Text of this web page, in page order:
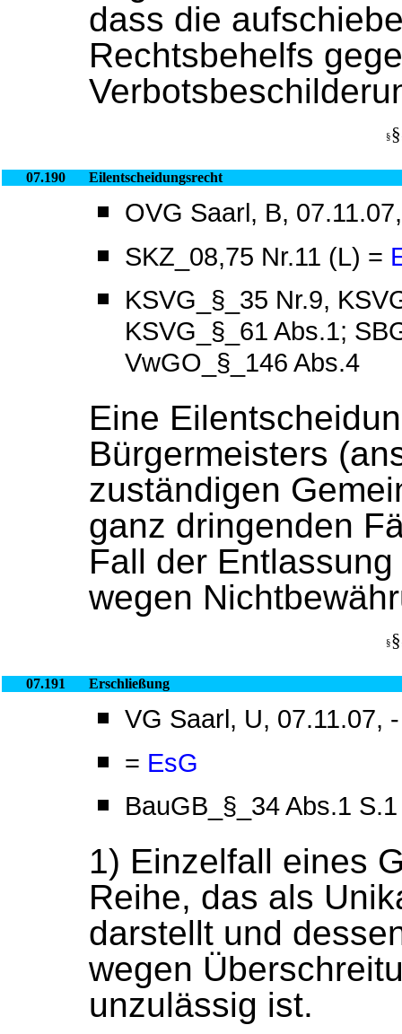
dass die
Rechtsbehelfs
§§
07.190 Eilentscheidungsrecht
OVG Saarl, B,
SKZ_08,75 Nr.11 (L) =
KSVG_§_35 Nr.9,
KSVG_§_61 Abs.1;
VwGO_§_146 Abs.4
Eine
Bürgermeisters
zuständigen
ganz dringenden
Fall der
wegen
§§
07.191 Erschließung
VG Saarl, U, 07.11.07,
= EsG
BauGB_§_34 Abs.1 S.1
1) Einzelfall eines
Reihe, das als
darstellt und
wegen
unzulässig ist.